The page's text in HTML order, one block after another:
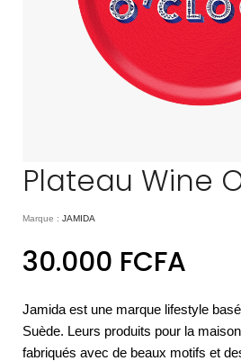
Plateau Wine
Marque : JAMIDA
30.000 FCFA
Jamida est une marque lifestyle
Suède. Leurs produits pour la
fabriqués avec de beaux motifs et